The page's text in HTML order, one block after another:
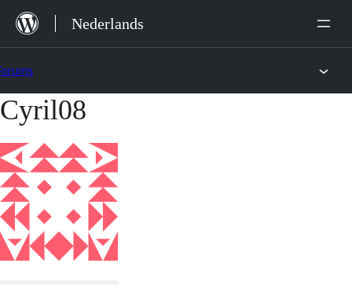
naar
Nederlands
Ga
naar
de
inhoud
Cyril08